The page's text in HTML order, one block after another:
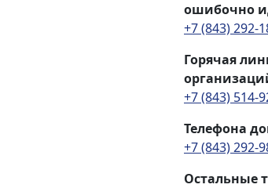
ошибочно
+7 (843) 292-
Горячая
+7 (843) 514-
Телефона
+7 (843) 292-
Остальные